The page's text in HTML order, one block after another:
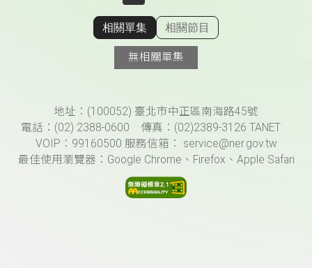
顯示相關單集
相關單集 相關節目
無相關單集
頁尾資訊地址：(100052) 臺北市中正區南海路45號
電話：(02) 2388-0600 傳真：(02)2389-3126 TANET
VOIP：99160500 服務信箱： service@ner.gov.tw
最佳使用瀏覽器：Google Chrome、Firefox、Apple Safari